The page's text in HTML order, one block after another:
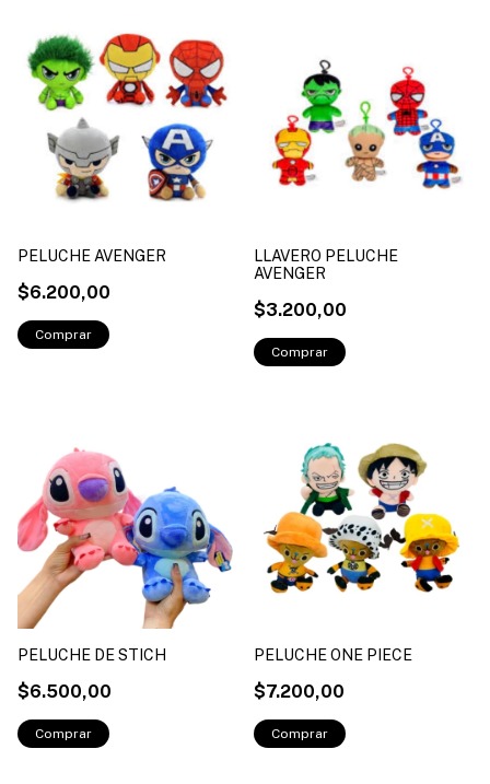
PELUCHE AVENGER
$6.200,00
LLAVERO PELUCHE
AVENGER
$3.200,00
PELUCHE DE STICH
$6.500,00
PELUCHE ONE PIECE
$7.200,00